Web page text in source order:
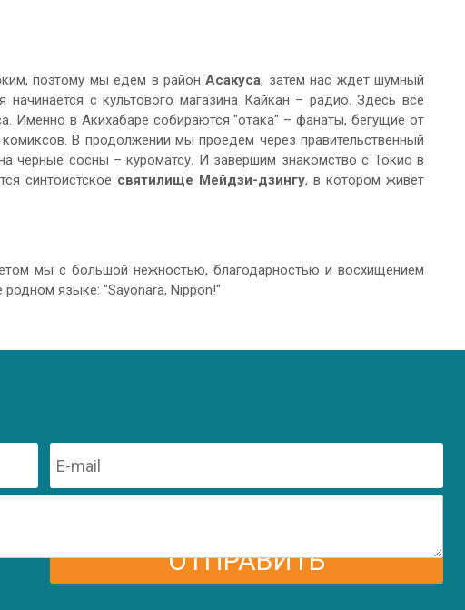
поэтому мы едем в районАсакуса, затем нас ждет шумный
начинается с культового магазина Кайкан – радио. Здесь все
Именно в Акихабаре собираются "отака" – фанаты, бегущие от
В продолжении мы проедем через правительственный
черные сосны – куроматсу. И завершим знакомство с Токио в
синтоистское святилище Мейдзи-дзингу, в котором живет
мы с большой нежностью, благодарностью и восхищением
языке: "Sayonara, Nippon!"